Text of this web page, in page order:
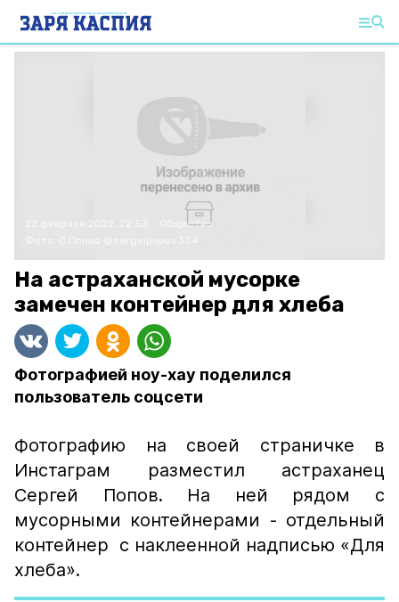
22 февраля 2022, 22:53
Общество
На астраханской мусорке
замечен контейнер для хлеба
Фотографией ноу-хау поделился
пользователь соцсети
Фотографию на своей страничке в
Инстаграм разместил астраханец
Сергей Попов. На ней рядом с
мусорными контейнерами - отдельный
контейнер с наклеенной надписью «Для
хлеба».